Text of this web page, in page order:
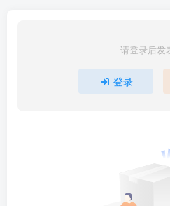
请登录后发
登录